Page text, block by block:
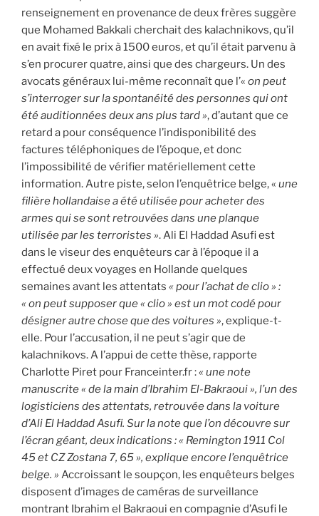
renseignement en provenance de deux frères suggère
que Mohamed Bakkali cherchait des kalachnikovs, qu’il
en avait fixé le prix à 1500 euros, et qu’il était parvenu à
s’en procurer quatre, ainsi que des chargeurs. Un des
avocats généraux lui-même reconnaît que l’« on peut
s’interroger sur la spontanéité des personnes qui ont
été auditionnées deux ans plus tard », d’autant que ce
retard a pour conséquence l’indisponibilité des
factures téléphoniques de l’époque, et donc
l’impossibilité de vérifier matériellement cette
information. Autre piste, selon l’enquêtrice belge, « une
filière hollandaise a été utilisée pour acheter des
armes qui se sont retrouvées dans une planque
utilisée par les terroristes ». Ali El Haddad Asufi est
dans le viseur des enquêteurs car à l’époque il a
effectué deux voyages en Hollande quelques
semaines avant les attentats « pour l’achat de clio » :
« on peut supposer que « clio » est un mot codé pour
désigner autre chose que des voitures », explique-t-
elle. Pour l’accusation, il ne peut s’agir que de
kalachnikovs. A l’appui de cette thèse, rapporte
Charlotte Piret pour Franceinter.fr :« une note
manuscrite « de la main d’Ibrahim El-Bakraoui », l’un des
logisticiens des attentats, retrouvée dans la voiture
d’Ali El Haddad Asufi. Sur la note que l’on découvre sur
l’écran géant, deux indications : « Remington 1911 Col
45 et CZ Zostana 7, 65 », explique encore l’enquêtrice
belge. » Accroissant le soupçon, les enquêteurs belges
disposent d’images de caméras de surveillance
montrant Ibrahim el Bakraoui en compagnie d’Asufi le